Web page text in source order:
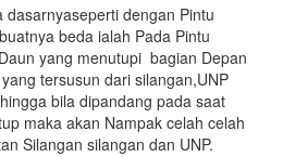
dasarnyaseperti dengan Pintu
beda ialah Pada Pintu
yang menutupi bagian Depan
tersusun dari silangan,UNP
bila dipandang pada saat
maka akan Nampak celah celah
Silangan silangan dan UNP.